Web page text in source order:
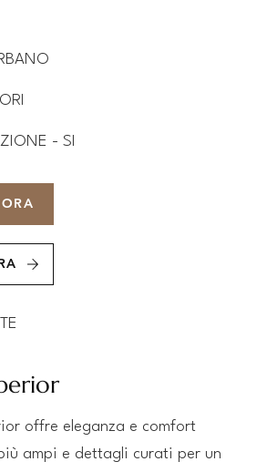
- SI
offre eleganza e comfort
ampi e dettagli curati per un